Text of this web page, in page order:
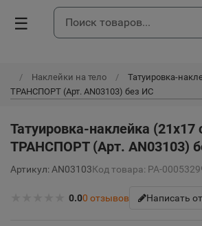
☰
Наклейки на тело
Татуировка-
ТРАНСПОРТ (Арт. AN03103) без ИС
Татуировка-наклейка (21х17
ТРАНСПОРТ (Арт. AN03103)
Артикул: AN03103Код товара: РА-
0.00 отзывов Написать